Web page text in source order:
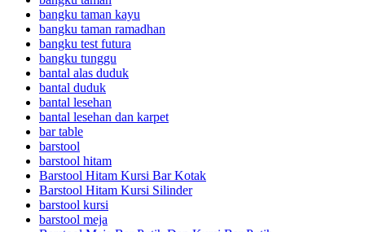
bangku taman kayu
bangku taman ramadhan
bangku test futura
bangku tunggu
bantal alas duduk
bantal duduk
bantal lesehan
bantal lesehan dan karpet
bar table
barstool
barstool hitam
Barstool Hitam Kursi Bar Kotak
Barstool Hitam Kursi Silinder
barstool kursi
barstool meja